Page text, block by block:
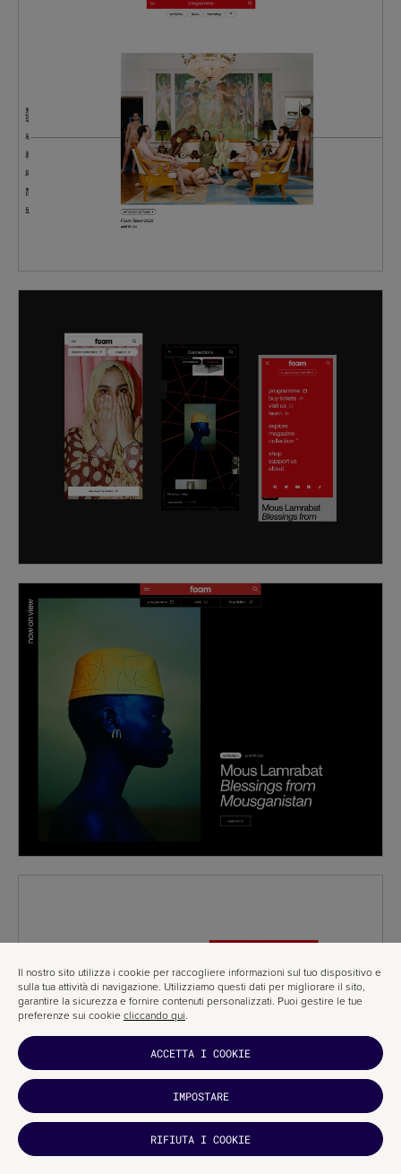
PIACIUTO?
ISCRIVITI
Il nostro sito utilizza i cookie per raccogliere informazioni sul tuo dispositivo e
sulla tua attività di navigazione. Utilizziamo questi dati per migliorare il sito,
garantire la sicurezza e fornire contenuti personalizzati. Puoi gestire le tue
preferenze sui cookiecliccando qui.
ACCETTA I COOKIE
IMPOSTARE
RIFIUTA I COOKIE